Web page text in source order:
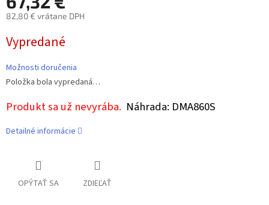
82,80 € vrátane DPH
cena:
Vypredané
Možnosti doručenia
Položka bola vypredaná…
Produkt sa už nevyrába. Náhrada: DMA860S
Detailné informácie
OPÝTAŤ SA ZDIEĽAŤ